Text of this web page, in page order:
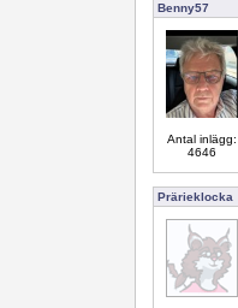
Benny57
Antal inlägg:
4646
Prärieklocka